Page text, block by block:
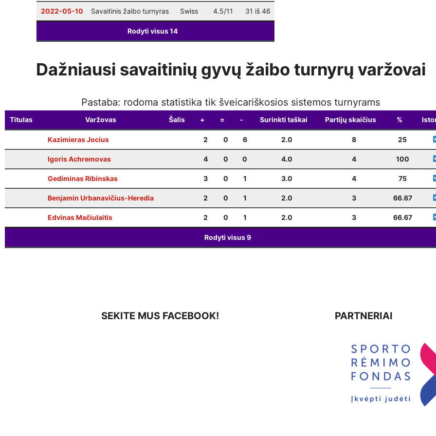
12-22 19:00
12-28 19:00
2022-05-10 Savaitinis žaibo turnyras Swiss 4.5/11 31 iš 46
Rodyti visus14
Dažniausi savaitinių gyvų žaibo turnyrų varžovai
Pastaba: rodoma statistika tik šveicariškosios sistemos turnyrams
Titulas Varžovas Šalis + = - Surinkti taškai Partijų skaičius %
Kazimieras Jocius 2 0 6 2.0 8 25
Igoris Achremovas 4 0 0 4.0 4 100
Gediminas Ribinskas 3 0 1 3.0 4 75
Benjamin Urbanavičius-Heredia 2 0 1 2.0 3 66.67
Edvinas Mačiulaitis 2 0 1 2.0 3 66.67
Rodyti visus9
SEKITE MUS FACEBOOK! PARTNERIAI